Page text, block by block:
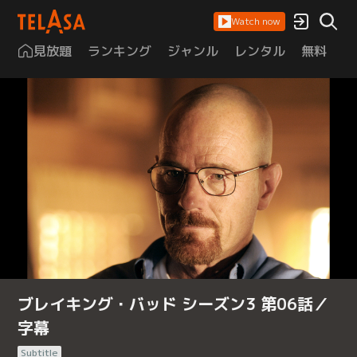
Watch now
見放題 ランキング ジャンル レンタル 無料
ブレイキング・バッド シーズン3 第06話／
字幕
Subtitle